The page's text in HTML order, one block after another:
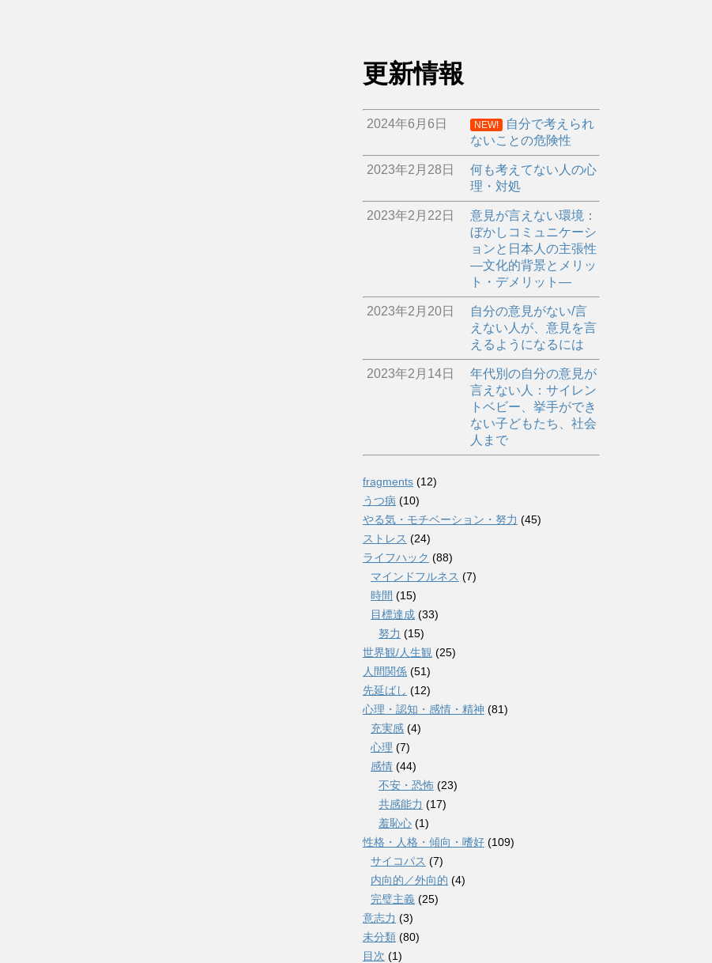
更新情報
2024年6月6日 NEW!
自分で考えられ
ないことの危険性
2023年2月28日
何も考えてない人の心
理・対処
2023年2月22日
意見が言えない環境：
ぼかしコミュニケーシ
ョンと日本人の主張性
―文化的背景とメリッ
ト・デメリット―
2023年2月20日
自分の意見がない/言
えない人が、意見を言
えるようになるには
2023年2月14日
年代別の自分の意見が
言えない人：サイレン
トベビー、挙手ができ
ない子どもたち、社会
人まで
fragments (12)
うつ病 (10)
やる気・モチベーション・努力 (45)
ストレス (24)
ライフハック (88)
マインドフルネス (7)
時間 (15)
目標達成 (33)
努力 (15)
世界観/人生観 (25)
人間関係 (51)
先延ばし (12)
心理・認知・感情・精神 (81)
充実感 (4)
心理 (7)
感情 (44)
不安・恐怖 (23)
共感能力 (17)
羞恥心 (1)
性格・人格・傾向・嗜好 (109)
サイコパス (7)
内向的／外向的 (4)
完璧主義 (25)
意志力 (3)
未分類 (80)
目次 (1)